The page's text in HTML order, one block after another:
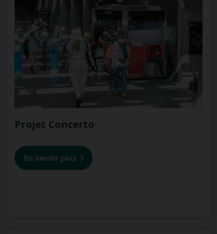
Projet Concerto
En savoir plus